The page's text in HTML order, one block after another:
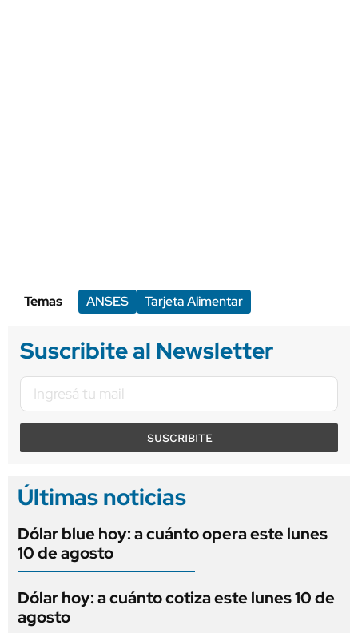
Temas ANSES Tarjeta Alimentar
Suscribite al Newsletter
SUSCRIBITE
Últimas noticias
Dólar blue hoy: a cuánto opera este lunes
10 de agosto
Dólar hoy: a cuánto cotiza este lunes 10 de
agosto